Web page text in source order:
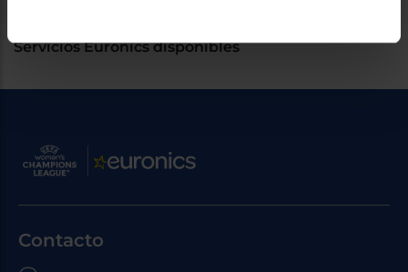
Servicios Euronics disponibles
Contacto